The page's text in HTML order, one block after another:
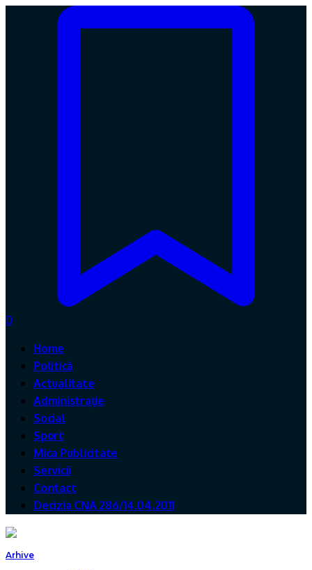
0
Home
Politică
Actualitate
Administrație
Social
Sport
Mica Publicitate
Servicii
Contact
Decizia CNA 286/14.04.2011
Arhive